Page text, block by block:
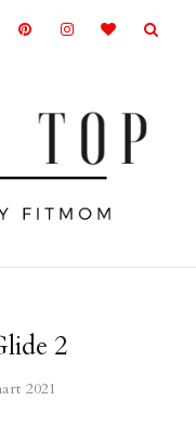
2
2021